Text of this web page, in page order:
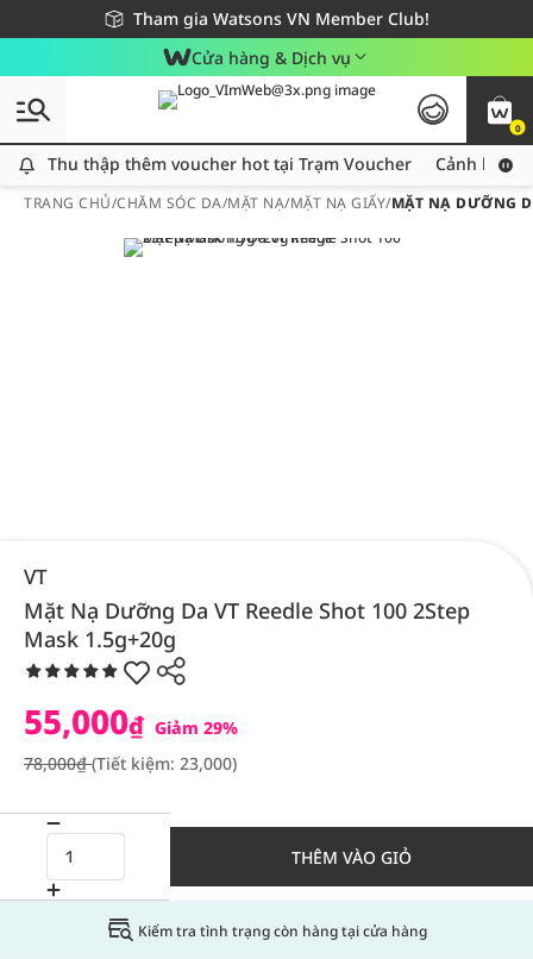
Tham gia Watsons VN Member Club!
Miễn phí giao hàng cho đơn hàng từ 249,000Đ
Giao hàng nhanh 24h - Áp dụng khu vực TP. Hồ Chí Minh
Cửa hàng & Dịch vụ
0
Thu thập thêm voucher hot tại Trạm Voucher
Thu thập thêm voucher hot tại Trạm Voucher Cảnh báo
TRANG CHỦ/CHĂM SÓC DA/MẶT NẠ/MẶT NẠ GIẤY/MẶT NẠ DƯỠNG
VT
Mặt Nạ Dưỡng Da VT Reedle Shot 100 2Step
Mask 1.5g+20g
55,000₫ Giảm 29%
78,000₫(Tiết kiệm: 23,000)
THÊM VÀO GIỎ
Kiểm tra tình trạng còn hàng tại cửa hàng